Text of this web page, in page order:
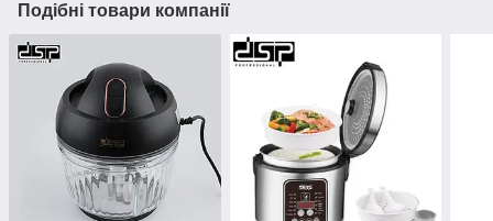
Подібні товари компанії